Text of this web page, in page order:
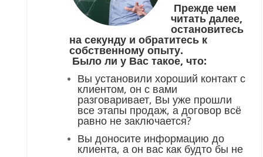
Прежде чем
читать далее,
остановитесь
на секунду и обратитесь к
собственному опыту.
Было ли у Вас такое, что:
Вы установили хороший контакт с
клиентом, он с вами
разговаривает, Вы уже прошли
все этапы продаж, а договор всё
равно не заключается?
Вы доносите информацию до
клиента, а он вас как будто бы не